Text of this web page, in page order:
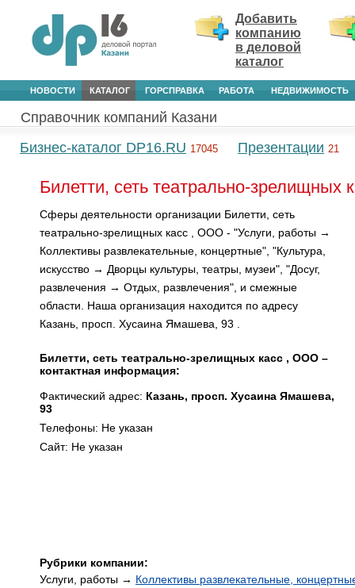
Добавить
компанию
в деловой
каталог
НОВОСТИ КАТАЛОГ ГОРСПРАВКА РАБОТА НЕДВИЖИМОСТЬ
Справочник компаний Казани
Бизнес-каталог DP16.RU 17045 Презентации 21
Билетти, сеть театрально-зрелищных
Сферы деятельности организации Билетти, сеть
театрально-зрелищных касс , ООО - "Услуги, работы →
Коллективы развлекательные, концертные", "Культура,
искусство → Дворцы культуры, театры, музеи", "Досуг,
развлечения → Отдых, развлечения", и смежные
области. Наша организация находится по адресу
Казань, просп. Хусаина Ямашева, 93 .
Билетти, сеть театрально-зрелищных касс , ООО –
контактная информация:
Фактический адрес: Казань, просп. Хусаина Ямашева,
93
Телефоны: Не указан
Сайт: Не указан
Рубрики компании:
Услуги, работы → Коллективы развлекательные,